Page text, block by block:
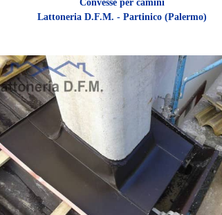
Convesse per camini
Lattoneria D.F.M. - Partinico (Palermo)